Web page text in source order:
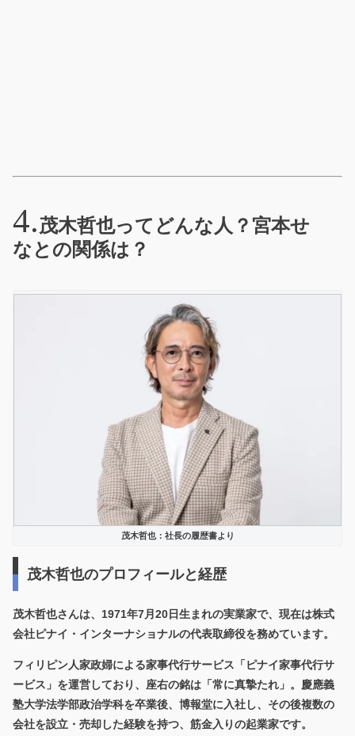
茂木哲也ってどんな人？宮本せ
なとの関係は？
茂木哲也：社長の履歴書より
茂木哲也のプロフィールと経歴
茂木哲也さんは、 1971年7月20日生まれの実業家で、現在は株式
会社ピナイ・インターナショナルの代表取締役を務めています。
フィリピン人家政婦による家事代行サービス「ピナイ家事代行サ
ービス」を運営しており、座右の銘は「常に真摯たれ」。慶應義
塾大学法学部政治学科を卒業後、博報堂に入社し、その後複数の
会社を設立・売却した経験を持つ、筋金入りの起業家です。